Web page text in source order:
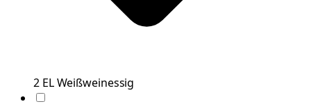
2 ELWeißweinessig